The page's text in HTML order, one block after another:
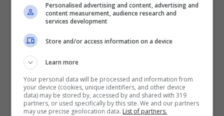
del Comune di Alghero al seguente link:
Fondo sociale 2025
Personalised advertising and content, advertising and
content measurement, audience research and
services development
Store and/or access information on a device
Learn more
Your personal data will be processed and information from
your device (cookies, unique identifiers, and other device
data) may be stored by, accessed by and shared with 319
partners, or used specifically by this site. We and our partners
may use precise geolocation data. List of partners.